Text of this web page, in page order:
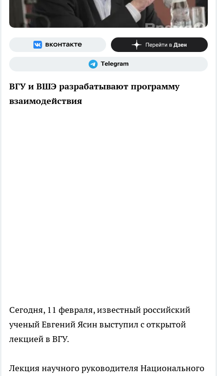
ВГУ и ВШЭ разрабатывают программу
взаимодействия
Сегодня, 11 февраля, известный российский
ученый Евгений Ясин выступил с открытой
лекцией в ВГУ.
Лекция научного руководителя Национального